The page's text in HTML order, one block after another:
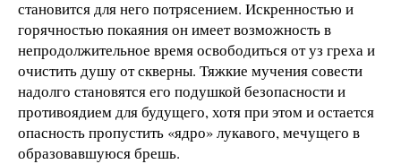
становится для него потрясением. Искренностью и
горячностью покаяния он имеет возможность в
непродолжительное время освободиться от уз греха и
очистить душу от скверны. Тяжкие мучения совести
надолго становятся его подушкой безопасности и
противоядием для будущего, хотя при этом и остается
опасность пропустить «ядро» лукавого, мечущего в
образовавшуюся брешь.